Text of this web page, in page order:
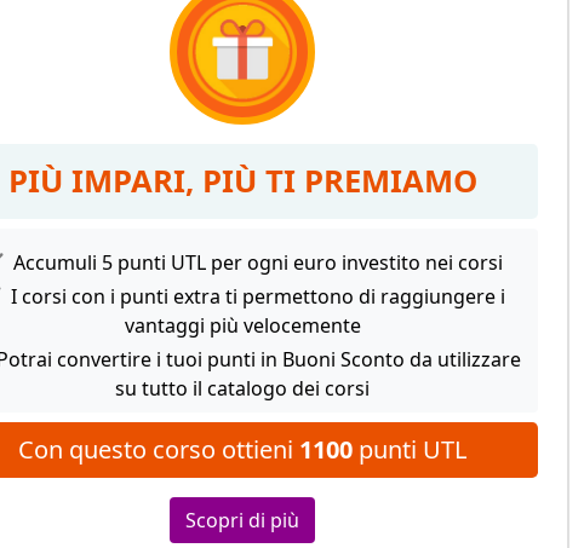
PIÙ IMPARI, PIÙ TI PREMIAMO
Accumuli 5 punti UTL per ogni euro investito nei corsi
I corsi con i punti extra ti permettono di raggiungere i
vantaggi più velocemente
convertire i tuoi punti in Buoni Sconto da utilizzare
su tutto il catalogo dei corsi
Con questo corso ottieni 1100 punti UTL
Scopri di più